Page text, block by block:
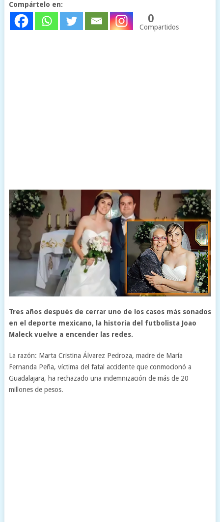
Compártelo en:
0
Compartidos
Tres años después de cerrar uno de los casos más sonados
en el deporte mexicano, la historia del futbolista Joao
Maleck vuelve a encender las redes.
La razón: Marta Cristina Álvarez Pedroza, madre de María
Fernanda Peña, víctima del fatal accidente que conmocionó a
Guadalajara, ha rechazado una indemnización de más de 20
millones de pesos.